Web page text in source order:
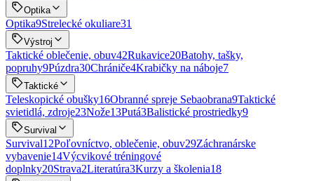
Optika
Optika9Strelecké okuliare31
Výstroj
Taktické oblečenie, obuv42Rukavice20Batohy, tašky,
popruhy9Púzdra30Chrániče4Krabičky na náboje7
Taktické
Teleskopické obušky16Obranné spreje Sebaobrana9Taktické
svietidlá, zdroje23Nože13Putá3Balistické prostriedky9
Survival
Survival12Poľovníctvo, oblečenie, obuv29Záchranárske
vybavenie14Výcvikové tréningové
doplnky20Strava2Literatúra3Kurzy a školenia18